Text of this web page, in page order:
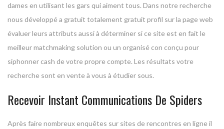
dames en utilisant les gars qui aiment tous. Dans notre recherche
nous développé a gratuit totalement gratuit profil sur la page web
évaluer leurs attributs aussi à déterminer si ce site est en fait le
meilleur matchmaking solution ou un organisé con conçu pour
siphonner cash de votre propre compte. Les résultats votre
recherche sont en vente à vous à étudier sous.
Recevoir Instant Communications De Spiders
Après faire nombreux enquêtes sur sites de rencontres en ligne il